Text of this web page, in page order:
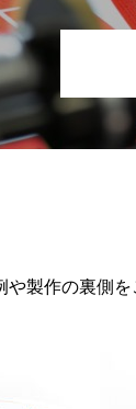
製作の裏側を